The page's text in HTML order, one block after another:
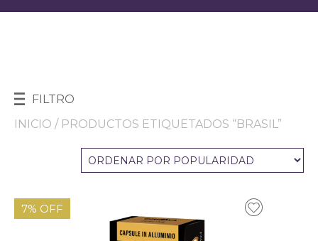
FILTRO
INICIO / PRODUCTOS ETIQUETADOS “BRASIL”
7% OFF